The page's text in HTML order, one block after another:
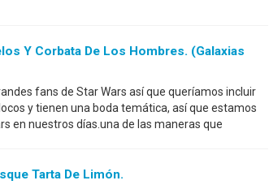
Y Corbata De Los Hombres. (galaxias
fans de Star Wars así que queríamos incluir
y tienen una boda temática, así que estamos
en nuestros días.una de las maneras que
Tarta De Limón.